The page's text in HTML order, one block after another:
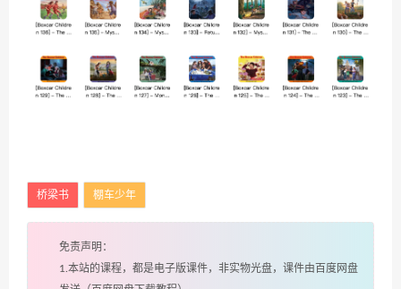
桥梁书 棚车少年
免责声明：
1.本站的课程，都是电子版课件，非实物光盘，课件由百度网盘